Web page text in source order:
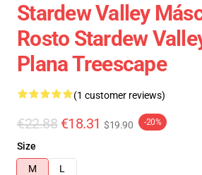
Stardew Valley
Rosto Stardew
Plana Treescape
(1 customer reviews)
€22.88 €18.31 $19.90 -20%
Size
M
L